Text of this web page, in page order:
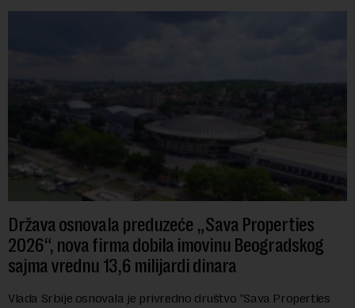
Država osnovala preduzeće „Sava Properties
2026“, nova firma dobila imovinu Beogradskog
sajma vrednu 13,6 milijardi dinara
Vlada Srbije osnovala je privredno društvo "Sava Properties